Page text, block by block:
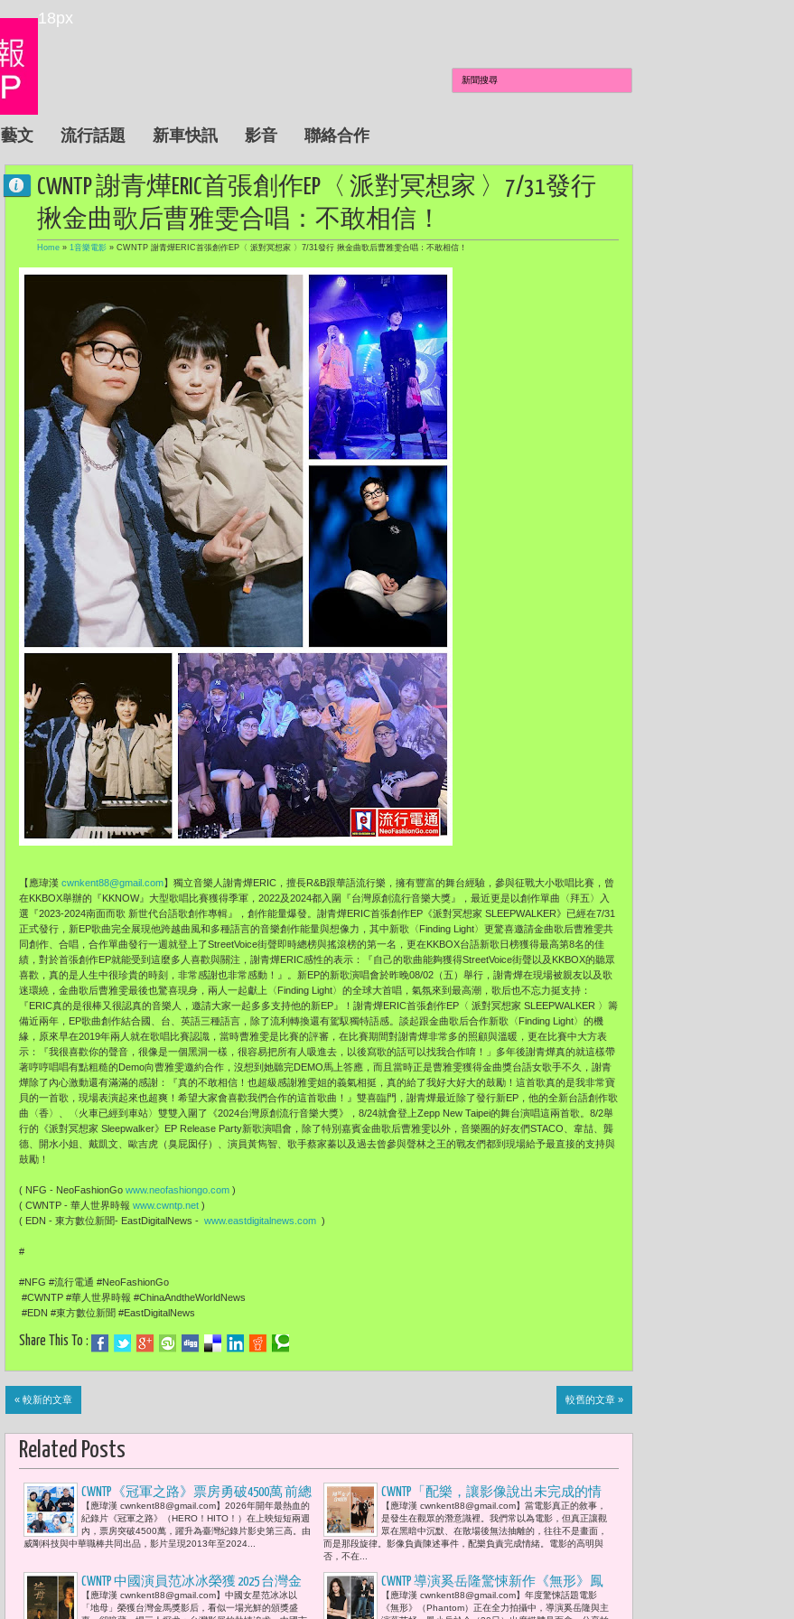
18px
藝文 流行話題 新車快訊 影音 聯絡合作
CWNTP 謝青燁ERIC首張創作EP〈 派對冥想家 〉7/31發行
揪金曲歌后曹雅雯合唱：不敢相信！
Home » 1音樂電影 » CWNTP 謝青燁ERIC首張創作EP〈 派對冥想家 〉7/31發行 揪金曲歌后曹雅雯合唱：不敢相信！
【應瑋漢 cwnkent88@gmail.com】 獨立音樂人謝青燁ERIC，擅長R&B跟華語流行樂， 擁有豐富的舞台經驗，參與征戰大小歌唱比賽， 曾
在KKBOX舉辦的『KKNOW』大型歌唱比賽獲得季軍， 2022及2024都入圍『台灣原創流行音樂大獎』， 最近更是以創作單曲〈拜五〉入
選『2023-2024南面而歌 新世代台語歌創作專輯』，創作能量爆發。 謝青燁ERIC首張創作EP《派對冥想家 SLEEPWALKER》已經在7/31
正式發行， 新EP歌曲完全展現他跨越曲風和多種語言的音樂創作能量與想像力 ，其中新歌〈Finding Light〉更驚喜邀請金曲歌后曹雅雯共
同創作、合唱， 合作單曲發行一週就登上了StreetVoice街聲即時總榜與搖滾榜的第一名， 更在KKBOX台語新歌日榜獲得最高第8名的佳
績， 對於首張創作EP就能受到這麼多人喜歡與關注， 謝青燁ERIC感性的表示：『自己的歌曲能夠獲得StreetVoice街聲以及KKBOX的聽眾
喜歡，真的是人生中很珍貴的時刻，非常感謝也非常感動！』。 新EP的新歌演唱會於昨晚08/02（五）舉行， 謝青燁在現場被親友以及歌
迷環繞， 金曲歌后曹雅雯最後也驚喜現身，兩人一起獻上〈Finding Light〉的全球大首唱，氣氛來到最高潮， 歌后也不忘力挺支持：
『ERIC真的是很棒又很認真的音樂人， 邀請大家一起多多支持他的新EP』！ 謝青燁ERIC首張創作EP〈 派對冥想家 SLEEPWALKER 〉籌
備近兩年，EP歌曲創作結合國、台、英語三種語言， 除了流利轉換還有駕馭獨特語感。談起跟金曲歌后合作新歌〈Finding Light〉的機
緣，原來早在2019年兩人就在歌唱比賽認識， 當時曹雅雯是比賽的評審， 在比賽期間對謝青燁非常多的照顧與溫暖，更在比賽中大方表
示：『我很喜歡你的聲音，很像是一個黑洞一樣，很容易把所有人吸進去， 以後寫歌的話可以找我合作唷！」 多年後謝青燁真的就這樣帶
著哼哼唱唱有點粗糙的Demo向曹雅雯邀約合作，沒想到她聽完DEMO馬上答應， 而且當時正是曹雅雯獲得金曲獎台語女歌手不久， 謝青
燁除了內心激動還有滿滿的感謝：『真的不敢相信！ 也超級感謝雅雯姐的義氣相挺，真的給了我好大好大的鼓勵！ 這首歌真的是我非常寶
貝的一首歌，現場表演起來也超爽！ 希望大家會喜歡我們合作的這首歌曲！』雙喜臨門， 謝青燁最近除了發行新EP，他的全新台語創作歌
曲〈香〉、〈火車已經到車站〉雙雙入圍了《2024台灣原創流行音樂大獎》， 8/24就會登上Zepp New Taipei的舞台演唱這兩首歌。8/2舉
行的《派對冥想家 Sleepwalker》EP Release Party新歌演唱會，除了特別嘉賓金曲歌后曹雅雯以外， 音樂圈的好友們STACO、韋喆、龔
德、開水小姐、戴凱文、 歐吉虎（臭屁囡仔）、演員黃雋智、 歌手蔡家蓁以及過去曾參與聲林之王的戰友們都到現場給予最直接的支持與
鼓勵！
( NFG - NeoFashionGo www.neofashiongo.com )
( CWNTP - 華人世界時報 www.cwntp.net )
( EDN - 東方數位新聞- EastDigitalNews - www.eastdigitalnews.com )
#
#NFG #流行電通 #NeoFashionGo
#CWNTP #華人世界時報 #ChinaAndtheWorldNews
#EDN #東方數位新聞 #EastDigitalNews
Share This To :
« 較新的文章 較舊的文章 »
Related Posts
CWNTP《冠軍之路》票房勇破4500萬 前總
統蔡英文與立委蘇巧慧見證奇蹟 「我相
信，未來的臺灣，會讓世界看到一個更
堅定、更傑出、也更被記住的臺灣。」
【應瑋漢 cwnkent88@gmail.com】2026年開年最熱血的
紀錄片《冠軍之路》（HERO！HITO！）在上映短短兩週
內，票房突破4500萬，躍升為臺灣紀錄片影史第三高。由
威剛科技與中華職棒共同出品，影片呈現2013年至2024...
CWNTP「配樂，讓影像說出未完成的情
緒。」-- 由《陽光女子合唱團》談影像
與情緒差值。
【應瑋漢 cwnkent88@gmail.com】當電影真正的敘事，
是發生在觀眾的潛意識裡。我們常以為電影，但真正讓觀
眾在黑暗中沉默、在散場後無法抽離的，往往不是畫面，
而是那段旋律。影像負責陳述事件，配樂負責完成情緒。電影的高明與
否，不在...
CWNTP 中國演員范冰冰榮獲 2025 台灣金
馬獎影后 影后與兩岸電影圈宛如「色
【應瑋漢 cwnkent88@gmail.com】中國女星范冰冰以
「地母」榮獲台灣金馬獎影后，看似一場光鮮的頒獎盛
CWNTP 導演奚岳隆驚悚新作《無形》鳳
小岳、葉芷妤打造本土隱形人世界 比美
【應瑋漢 cwnkent88@gmail.com】年度驚悚話題電影
《無形》（Phantom）正在全力拍攝中，導演奚岳隆與主